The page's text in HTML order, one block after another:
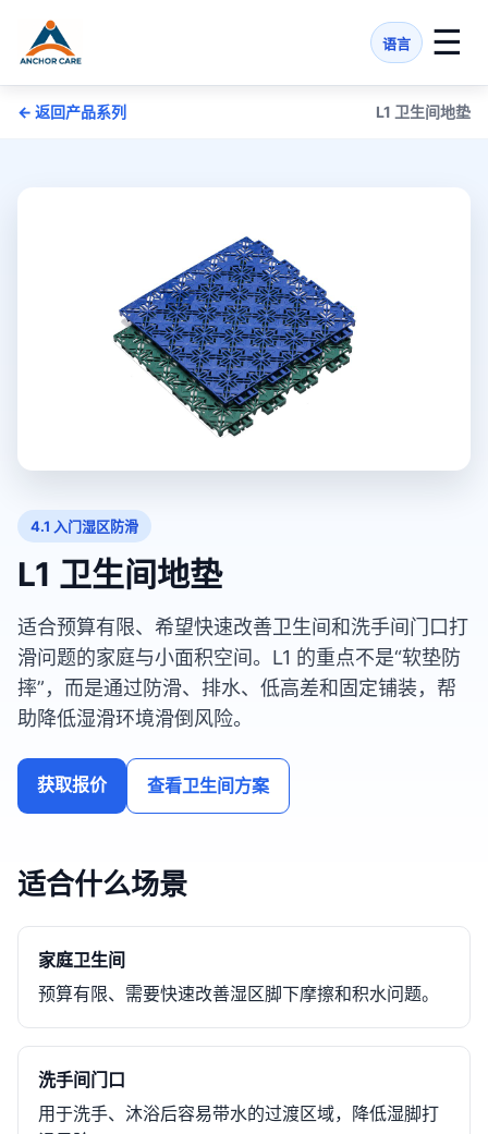
语言 ☰
← 返回产品系列 L1 卫生间地垫
4.1 入门湿区防滑
L1 卫生间地垫
适合预算有限、希望快速改善卫生间和洗手间门口打
滑问题的家庭与小面积空间。L1 的重点不是“软垫防
摔”，而是通过防滑、排水、低高差和固定铺装，帮
助降低湿滑环境滑倒风险。
获取报价 查看卫生间方案
适合什么场景
家庭卫生间
预算有限、需要快速改善湿区脚下摩擦和积水问题。
洗手间门口
用于洗手、沐浴后容易带水的过渡区域，降低湿脚打